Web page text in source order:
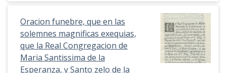
Oracion funebre, que en las
solemnes magnificas exequias,
que la Real Congregacion de
Maria Santissima de la
Esperanza, y Santo zelo de la